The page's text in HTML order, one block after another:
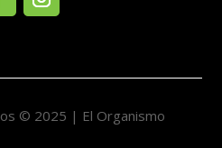
© 2025 | El Organismo